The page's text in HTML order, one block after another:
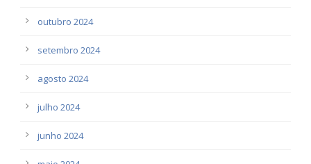
outubro 2024
setembro 2024
agosto 2024
julho 2024
junho 2024